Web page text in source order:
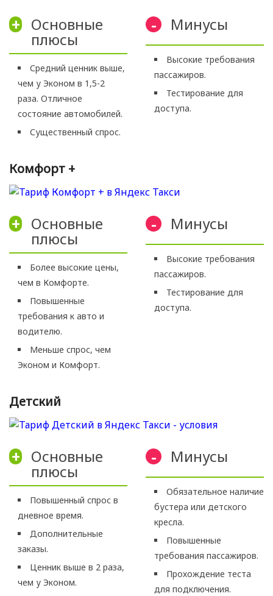
+ Основные
плюсы
Средний ценник выше,
чем у Эконом в 1,5-2
раза. Отличное
состояние автомобилей.
Существенный спрос.
- Минусы
Высокие требования
пассажиров.
Тестирование для
доступа.
Комфорт +
+ Основные
плюсы
Более высокие цены,
чем в Комфорте.
Повышенные
требования к авто и
водителю.
Меньше спрос, чем
Эконом и Комфорт.
- Минусы
Высокие требования
пассажиров.
Тестирование для
доступа.
Детский
+ Основные
плюсы
Повышенный спрос в
дневное время.
Дополнительные
заказы.
Ценник выше в 2 раза,
чем у Эконом.
- Минусы
Обязательное наличие
бустера или детского
кресла.
Повышенные
требования пассажиров.
Прохождение теста
для подключения.